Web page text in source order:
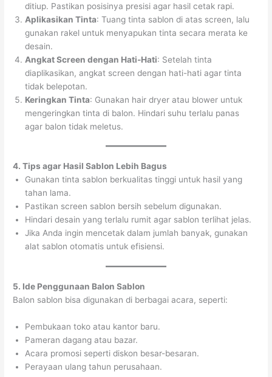
ditiup. Pastikan posisinya presisi agar hasil cetak rapi.
Aplikasikan Tinta: Tuang tinta sablon di atas screen, lalu
gunakan rakel untuk menyapukan tinta secara merata ke
desain.
Angkat Screen dengan Hati-Hati: Setelah tinta
diaplikasikan, angkat screen dengan hati-hati agar tinta
tidak belepotan.
Keringkan Tinta: Gunakan hair dryer atau blower untuk
mengeringkan tinta di balon. Hindari suhu terlalu panas
agar balon tidak meletus.
4. Tips agar Hasil Sablon Lebih Bagus
Gunakan tinta sablon berkualitas tinggi untuk hasil yang
tahan lama.
Pastikan screen sablon bersih sebelum digunakan.
Hindari desain yang terlalu rumit agar sablon terlihat jelas.
Jika Anda ingin mencetak dalam jumlah banyak, gunakan
alat sablon otomatis untuk efisiensi.
5. Ide Penggunaan Balon Sablon
Balon sablon bisa digunakan di berbagai acara, seperti:
Pembukaan toko atau kantor baru.
Pameran dagang atau bazar.
Acara promosi seperti diskon besar-besaran.
Perayaan ulang tahun perusahaan.